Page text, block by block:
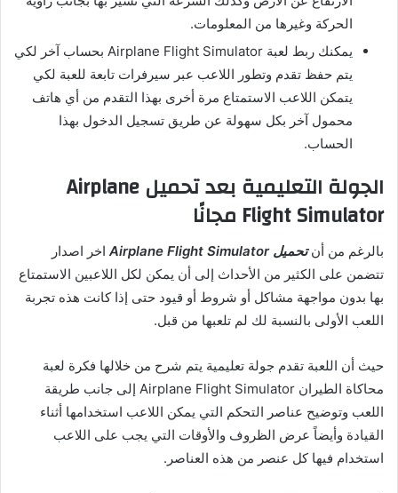
الحركة وغيرها من المعلومات.
يمكنك ربط لعبة Airplane Flight Simulator بحساب آخر لكي
يتم حفظ تقدم وتطور اللاعب عبر سيرفرات تابعة للعبة لكي
يتمكن اللاعب الاستمتاع مرة أخرى بهذا التقدم من أي هاتف
محمول آخر بكل سهولة عن طريق تسجيل الدخول بهذا
الحساب.
الجولة التعليمية بعد تحميلAirplane
Flight Simulator مجانًا
بالرغم من أنتحميل Airplane Flight Simulator
اخر اصدار
تتضمن على الكثير من الأحداث إلى أن يمكن لكل اللاعبين الاستمتاع
بها بدون مواجهة مشاكل أو شروط أو قيود حتى إذا كانت هذه تجربة
اللعب الأولى بالنسبة لك لم تلعبها من قبل.
حيث أن اللعبة تقدم جولة تعليمية يتم شرح من خلالها فكرة لعبة
محاكاة الطيران Airplane Flight Simulator إلى جانب طريقة
اللعب وتوضيح عناصر التحكم التي يمكن اللاعب استخدامها أثناء
القيادة وأيضاً عرض الظروف والأوقات التي يجب على اللاعب
استخدام فيها كل عنصر من هذه العناصر.